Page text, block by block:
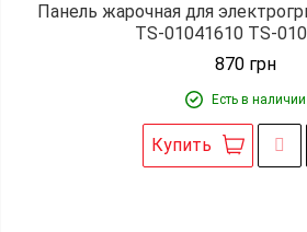
Панель жарочная для
TS-01041610 TS-
870 грн
Есть в наличии
Купить